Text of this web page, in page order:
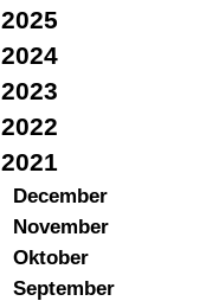
2025
2024
2023
2022
2021
December
November
Oktober
September